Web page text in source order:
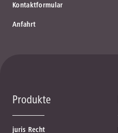
Kontaktformular
Anfahrt
Produkte
juris Recht